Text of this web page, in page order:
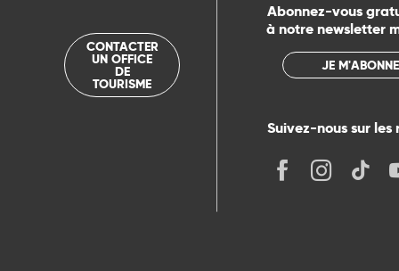
CONTACTER
UN OFFICE
DE
TOURISME
Abonnez-vous
à notre newsletter
JE M'ABONNE
Suivez-nous sur les